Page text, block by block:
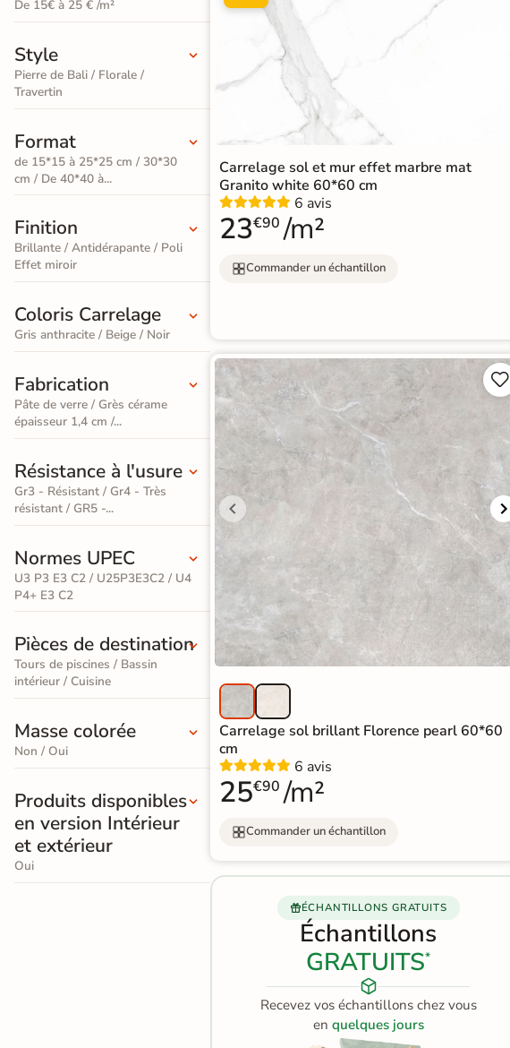
Terrazzo
/ Granito
Carrelage
travertin
Carrelage
imitation
parquet
Carrelage
effet
marbre
Carrelage
effet
pierre
naturelle
Carrelage
béton
Carrelage
effet
métal
Carrelage
moderne
Carrelage
effet
Terre
cuite &
tomette
salle de
bain
Accessoires
ÉCHANTILLONS
Échantillons
GRATUITS*
Recevez vos
échantillons chez
vous
en
quelques jours
* Seuls les frais
d'expédition vous
seront facturés
intégralement
votre future
commande
échantillons
gratuits
standard
Stratifié
Lame
XXL
Stratifié
Spécial
Salle de
Bain
Accessoires pour la pose de parquets et stratifiés
Accessoires pour la pose de sols souples
De 15€ à 25 € /m²
Style
Pierre de Bali / Florale /
Travertin
Format
de 15*15 à 25*25 cm / 30*30
cm / De 40*40 à...
Finition
Brillante / Antidérapante / Poli
Effet miroir
Coloris Carrelage
Gris anthracite / Beige / Noir
Fabrication
Pâte de verre / Grès cérame
épaisseur 1,4 cm /...
Résistance à l'usure
Gr3 - Résistant / Gr4 - Très
résistant / GR5 -...
Normes UPEC
U3 P3 E3 C2 / U25P3E3C2 / U4
P4+ E3 C2
Pièces de destination
Tours de piscines / Bassin
intérieur / Cuisine
Masse colorée
Non / Oui
Produits disponibles
en version Intérieur
et extérieur
Oui
Carrelage sol et mur effet marbre mat
Granito white 60*60 cm
6 avis
23€90 /m²
Commander un échantillon


Carrelage sol brillant Florence pearl 60*60
cm
6 avis
25€90 /m²
Commander un échantillon
ÉCHANTILLONS GRATUITS
Échantillons
GRATUITS*
Recevez vos échantillons chez vous
en quelques jours